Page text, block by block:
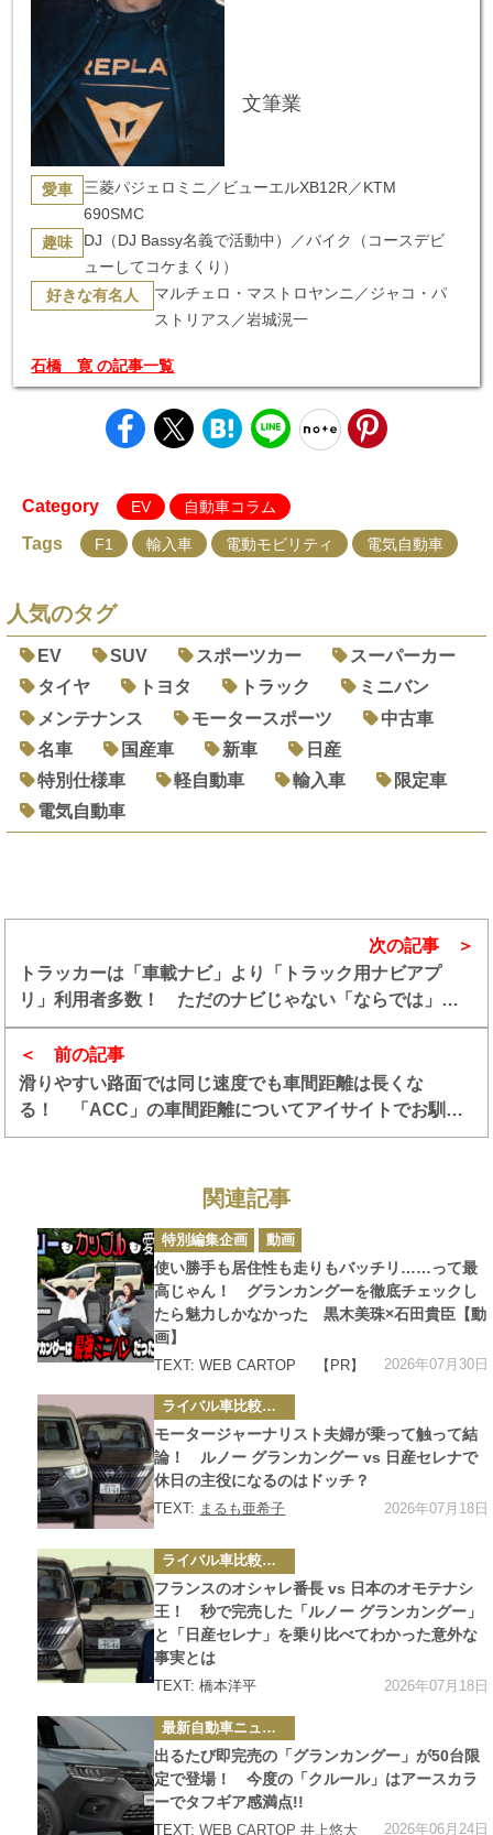
文筆業
愛車
三菱パジェロミニ／ビューエルXB12R／KTM
690SMC
趣味
DJ（DJ Bassy名義で活動中）／バイク（コースデビ
ューしてコケまくり）
好きな有名人
マルチェロ・マストロヤンニ／ジャコ・パ
ストリアス／岩城滉一
石橋 寛 の記事一覧
Category EV 自動車コラム
Tags F1 輸入車 電動モビリティ 電気自動車
人気のタグ
EV SUV スポーツカー
スーパーカー
タイヤ
トヨタ トラック
ミニバン
メンテナンス
モータースポーツ
中古車
名車
国産車 新車
日産
特別仕様車
軽自動車 輸入車
限定車
電気自動車
前の記事
滑りやすい路面では同じ速度でも車間距離は長くな
る！ 「ACC」の車間距離についてアイサイトでお馴染
みSUBARUに聞いてみた
次の記事
トラッカーは「車載ナビ」より「トラック用ナビアプ
リ」利用者多数！ ただのナビじゃない「ならでは」の
機能とは
関連記事
カ
テ
ゴ
リ
ー
特別編集企画 動画
使い勝手も居住性も走りもバッチリ……って最
高じゃん！ グランカングーを徹底チェックし
たら魅力しかなかった 黒木美珠×石田貴臣【動
画】
TEXT: WEB CARTOP 【PR】 2026年07月30日
カ
テ
ゴ
リ
ー
ライバル車比較テスト
モータージャーナリスト夫婦が乗って触って結
論！ ルノー グランカングー vs 日産セレナで
休日の主役になるのはドッチ？
TEXT: まるも亜希子 2026年07月18日
カ
テ
ゴ
リ
ー
ライバル車比較テスト
フランスのオシャレ番長 vs 日本のオモテナシ
王！ 秒で完売した「ルノー グランカングー」
と「日産セレナ」を乗り比べてわかった意外な
事実とは
TEXT: 橋本洋平 2026年07月18日
カ
テ
ゴ
リ
ー
最新自動車ニュース
出るたび即完売の「グランカングー」が50台限
定で登場！ 今度の「クルール」はアースカラ
ーでタフギア感満点!!
TEXT:WEB CARTOP 井上悠大 2026年06月24日